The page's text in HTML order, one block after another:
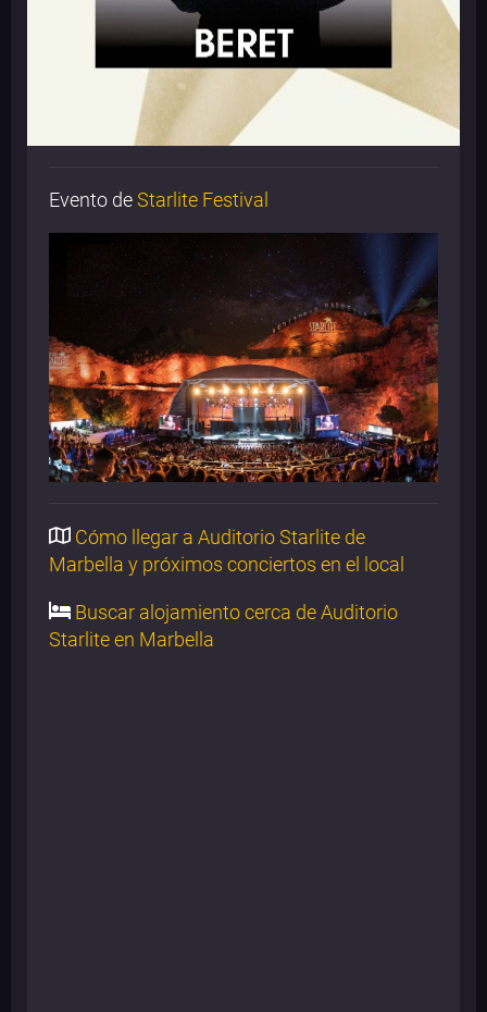
Evento deStarlite Festival
Cómo llegar a Auditorio Starlite de
Marbella y próximos conciertos en el local
Buscar alojamiento cerca de Auditorio
Starlite en Marbella